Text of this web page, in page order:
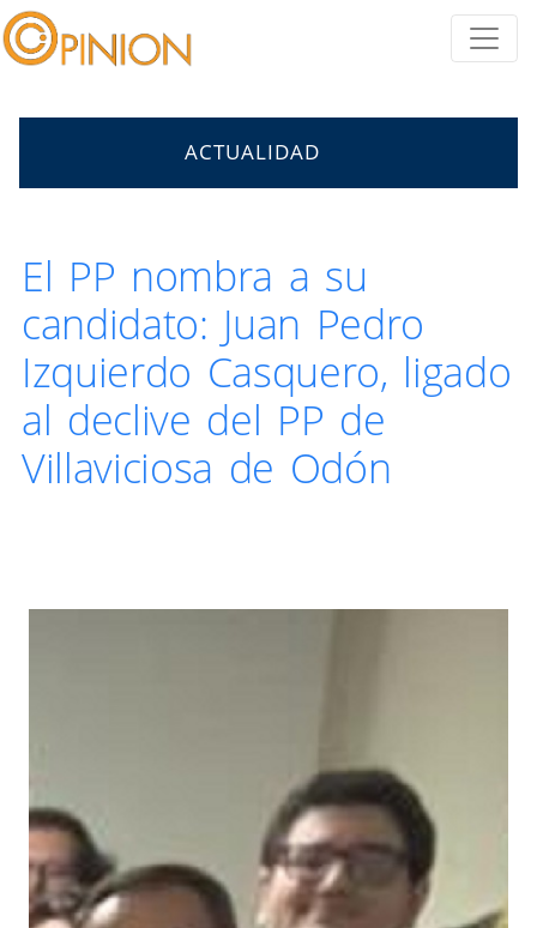
ACTUALIDAD
El PP nombra a su
candidato: Juan Pedro
Izquierdo Casquero, ligado
al declive del PP de
Villaviciosa de Odón